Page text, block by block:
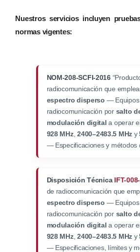
Nuestros servicios incluyen
normas vigentes:
NOM-208-SCFI-2016
radiocomunicación que
espectro disperso — Equipos
radiocomunicación por salto
modulación digital a operar
928 MHz,2400–2483.5 MHz y
— Especificaciones y métodos
Disposición Técnica IFT-
de radiocomunicación que
espectro disperso — Equipos
radiocomunicación por salto
modulación digital a operar
928 MHz,2400–2483.5 MHz y
— Especificaciones, límites y